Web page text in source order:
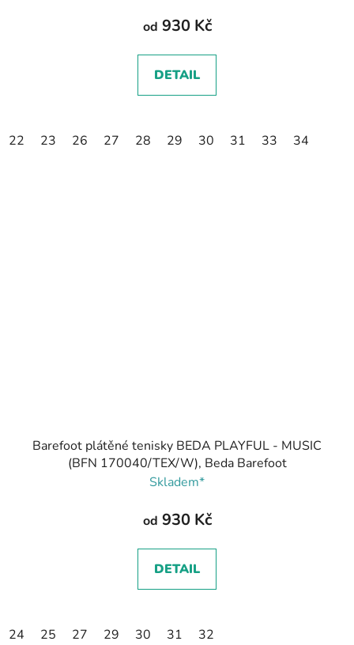
od 930 Kč
DETAIL
22 23 26 27 28 29 30 31 33 34
Barefoot plátěné tenisky BEDA PLAYFUL - MUSIC
(BFN 170040/TEX/W), Beda Barefoot
Skladem*
od 930 Kč
DETAIL
24 25 27 29 30 31 32